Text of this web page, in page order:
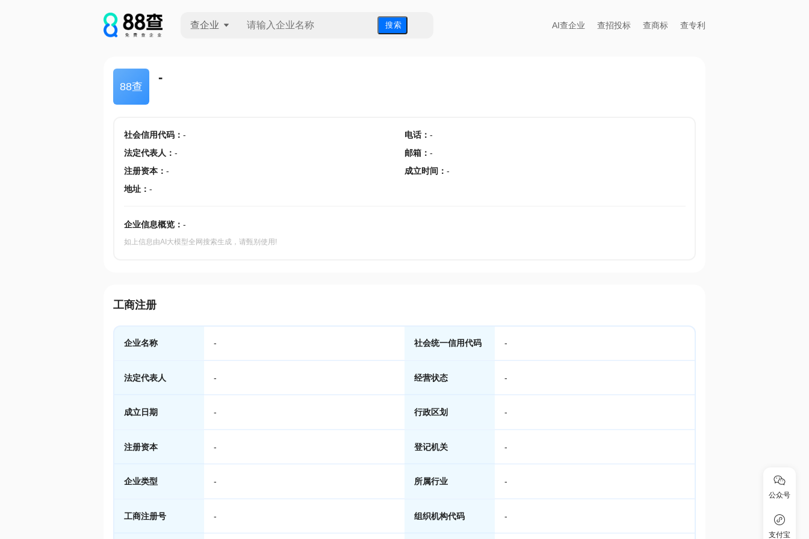
查企业 搜 索 AI查企业 查招投标 查商标 查专利
88查
-
社会信用代码： - 电话： -
法定代表人 ： - 邮箱 ： -
注册资本： - 成立时间 ： -
地址： -
企业信息概览： -
如上信息由AI大模型全网搜索生成，请甄别使用!
工商注册
企业名称 - 社会统一信用代码 -
法定代表人 - 经营状态 -
成立日期 - 行政区划 -
注册资本 - 登记机关 -
企业类型 - 所属行业 -
工商注册号 - 组织机构代码 -
公众号
支付宝